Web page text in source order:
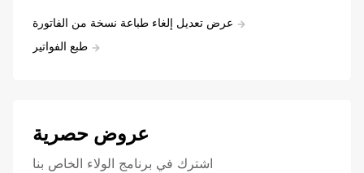
عرض تعديل إلغاء طباعة نسخة من الفاتورة
طبع الفواتير
عروض حصرية
اشترك في برنامج الولاء الخاص بنا